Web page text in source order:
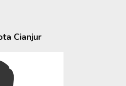
Cianjur